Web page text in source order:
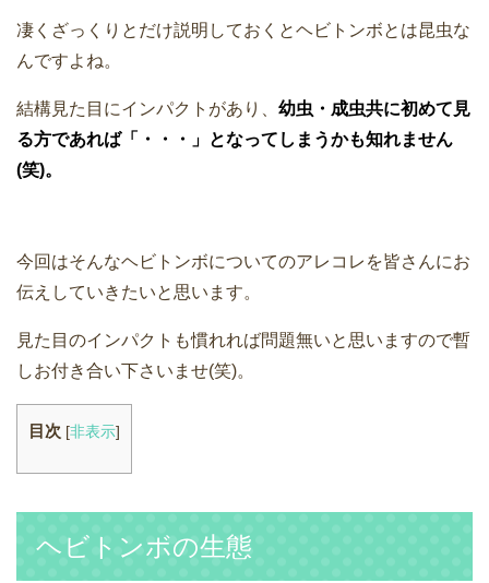
凄くざっくりとだけ説明しておくとヘビトンボとは昆虫な
んですよね。
結構見た目にインパクトがあり、 幼虫・成虫共に初めて見
る方であれば「・・・」となってしまうかも知れません
(笑)。
今回はそんなヘビトンボについてのアレコレを皆さんにお
伝えしていきたいと思います。
見た目のインパクトも慣れれば問題無いと思いますので暫
しお付き合い下さいませ(笑)。
目次 [非表示]
ヘビトンボの生態